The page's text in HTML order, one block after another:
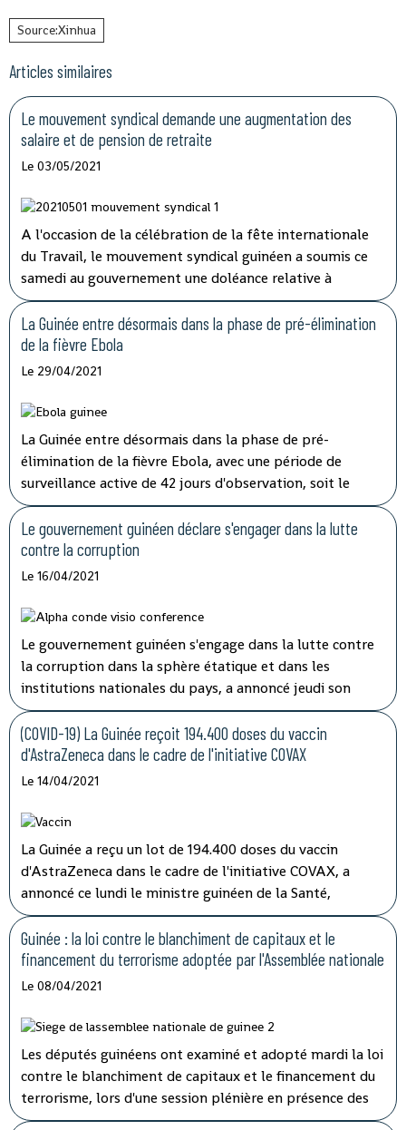
Source:Xinhua
Articles similaires
Le mouvement syndical demande une augmentation des
salaire et de pension de retraite
Le 03/05/2021
A l'occasion de la célébration de la fête internationale
du Travail, le mouvement syndical guinéen a soumis ce
samedi au gouvernement une doléance relative à
l'augmentation de salaire et de pension de retraite.
La Guinée entre désormais dans la phase de pré-élimination
de la fièvre Ebola
Le 29/04/2021
La Guinée entre désormais dans la phase de pré-
élimination de la fièvre Ebola, avec une période de
surveillance active de 42 jours d'observation, soit le
double de la période d'incubation du virus, a indiqué
mardi à la télévision nationale, Sory Condé, chargé des
études au département surveillance à l'Agence nationale
de sécurité sanitaire (ANSS).
Le gouvernement guinéen déclare s'engager dans la lutte
contre la corruption
Le 16/04/2021
Le gouvernement guinéen s'engage dans la lutte contre
la corruption dans la sphère étatique et dans les
institutions nationales du pays, a annoncé jeudi son
porte-parole, Aboubacar Sylla.Lors de la session
ordinaire du conseil des ministres tenu par
visioconférence, le président Alpha Condé a insisté sur
''la cohérence et la complémentarité qui doivent
les opérations de lutte contre la corruption.
(COVID-19) La Guinée reçoit 194.400 doses du vaccin
d'AstraZeneca dans le cadre de l'initiative COVAX
Le 14/04/2021
La Guinée a reçu un lot de 194.400 doses du vaccin
d'AstraZeneca dans le cadre de l'initiative COVAX, a
annoncé ce lundi le ministre guinéen de la Santé,
médécin général Rémy Lamah à la radio nationale.
Guinée : la loi contre le blanchiment de capitaux et le
financement du terrorisme adoptée par l'Assemblée nationale
Le 08/04/2021
Les députés guinéens ont examiné et adopté mardi la loi
contre le blanchiment de capitaux et le financement du
terrorisme, lors d'une session plénière en présence des
membres du gouvernement.